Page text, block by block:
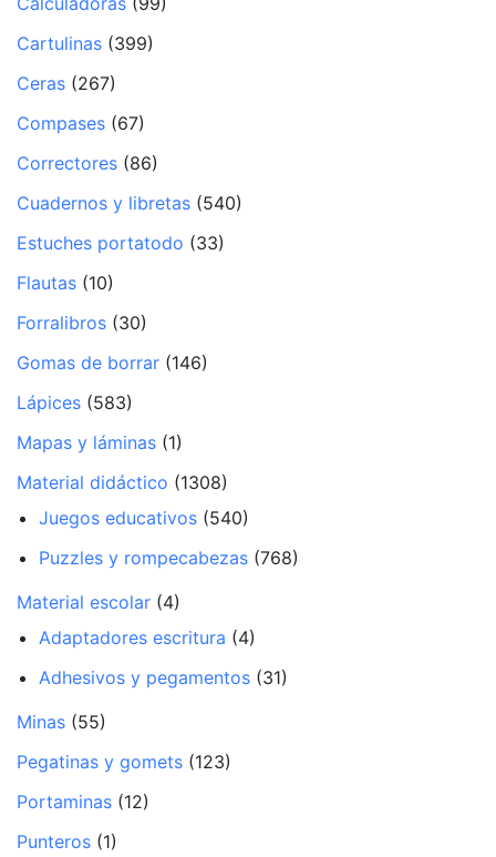
Cartulinas (399)
Ceras (267)
Compases (67)
Correctores (86)
Cuadernos y libretas (540)
Estuches portatodo (33)
Flautas (10)
Forralibros (30)
Gomas de borrar (146)
Lápices (583)
Mapas y láminas (1)
Material didáctico (1308)
Juegos educativos (540)
Puzzles y rompecabezas (768)
Material escolar (4)
Adaptadores escritura (4)
Adhesivos y pegamentos (31)
Minas (55)
Pegatinas y gomets (123)
Portaminas (12)
Punteros (1)